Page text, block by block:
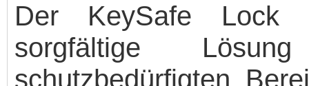
Der KeySafe Lock
sorgfältige
schutzbedürfigten